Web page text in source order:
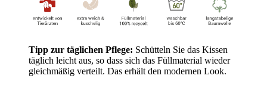
Tipp zur täglichen Pflege: Schütteln Sie das Kissen
täglich leicht aus, so dass sich das Füllmaterial wieder
gleichmäßig verteilt. Das erhält den modernen Look.